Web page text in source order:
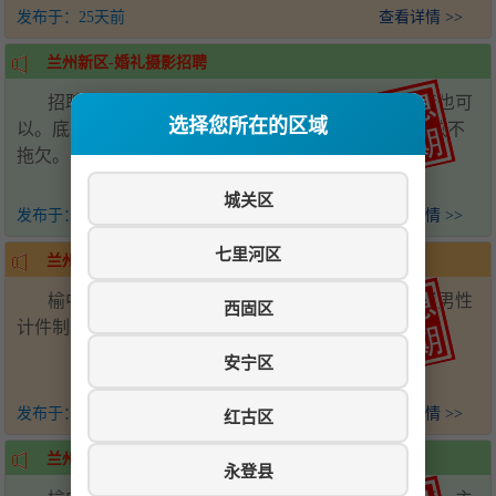
选择您所在的区域
城关区
七里河区
西固区
安宁区
红古区
永登县
发布于： 25天前 查看详情 >>
兰州新区-婚礼摄影招聘
招聘婚礼执行摄影摄像，男生优先，摄影摄像学徒也可
以。底薪加提成3000-5000元，包住，工资准时按月发放不
拖欠。电话：18919910699
发布于： 查看详情 >>
兰州新区-挂车司机招聘
榆中县城招聘挂车司机两名，包食宿，场内工人限男性
计件制。电话：13609369124 18394511185
发布于： 查看详情 >>
兰州新区-酒店招聘